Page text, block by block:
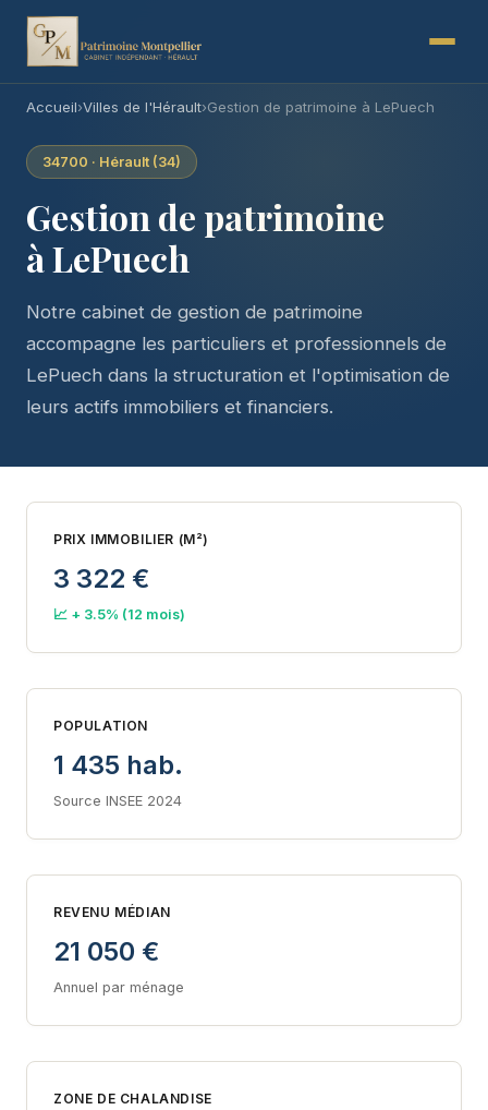
Accueil›Villes de l'Hérault›Gestion de patrimoine à LePuech
34700 · Hérault (34)
Gestion de patrimoine
à LePuech
Notre cabinet de gestion de patrimoine
accompagne les particuliers et professionnels de
LePuech dans la structuration et l'optimisation de
leurs actifs immobiliers et financiers.
PRIX IMMOBILIER (M²)
3 322 €
📈 + 3.5% (12 mois)
POPULATION
1 435 hab.
Source INSEE 2024
REVENU MÉDIAN
21 050 €
Annuel par ménage
ZONE DE CHALANDISE